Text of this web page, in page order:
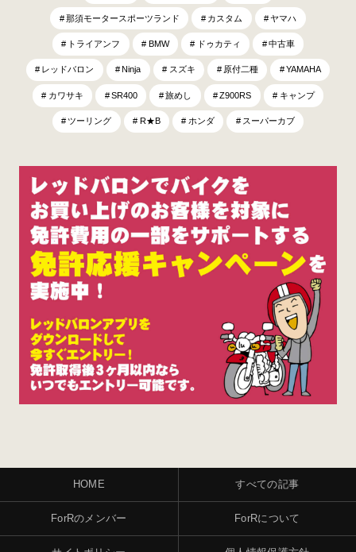
那須モータースポーツランド カスタム ヤマハ
トライアンフ BMW ドゥカティ 中古車
レッドバロン Ninja スズキ 原付二種 YAMAHA
カワサキ SR400 旅めし Z900RS キャンプ
ツーリング R★B ホンダ スーパーカブ
HOME すべての記事
ForRのメンバー ForRについて